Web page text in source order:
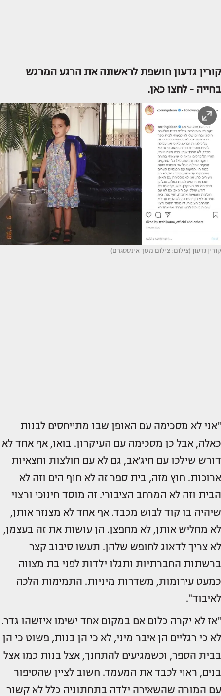
קורין גדעון חושפת לראשונה את הרגע המרגש
בחייה -לחצו כאן.
קורין גדעון (צילום: צילום מסך אינסטגרם)
"אני לא מסכימה עם האופן שבו מתייחסים לבנות
כאלה, אבל כן מסכימה עם העיקרון. בואו, אף אחד לא
דורש שילכו עם חיג׳אב, גם לא עם חולצות וחצאיות
ארוכות. חוץ מזה, בית ספר זה לא חוף הים וזה לא
הבית וזה לא המרחב הציבורי. זה מוסד חינוכי ורצוי
שיהיה בו קוד לבוש מכבד. אף אחד לא מצנזר אותן,
לא מחליש אותן, לא מחפצן. הן עושות את זה בעצמן,
לא צריך לדאוג לחופש שלהן. תעשו סיבוב קצר
ברשתות החברתיות ותגלו ילדות לפני בת מצווה
כמעט עירומות, משדרות מיניות. התמימות הלכה
לאיבוד".
"אז לא יקרה כלום אם במקום אחד ישימו איזשהו גדר.
לא כי רגליים הן איבר מיני, לא כי הן בנות, פשוט כי הן
בבית הספר, וכשמגיעים להתחנך, אצל בנות כמו אצל
בנים, ראוי לכבד את המעמד. חשוב לציין שהסיפור
עם המורה שהשאירה ילדה בתחתוניה כלל לא קשור